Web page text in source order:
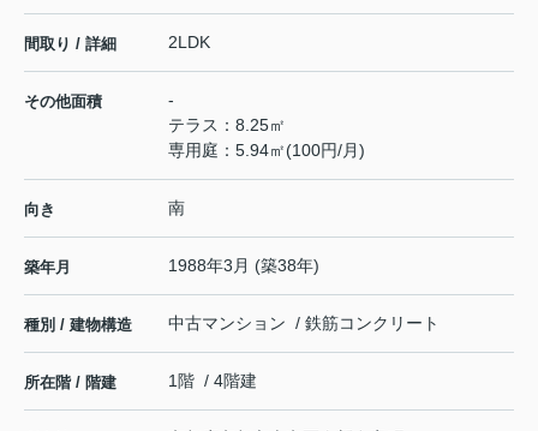
間取り / 詳細 2LDK
その他面積
-
テラス：8.25㎡
専用庭：5.94㎡(100円/月)
向き 南
築年月 1988年3月 (築38年)
種別 / 建物構造 中古マンション / 鉄筋コンクリート
所在階 / 階建 1階 / 4階建